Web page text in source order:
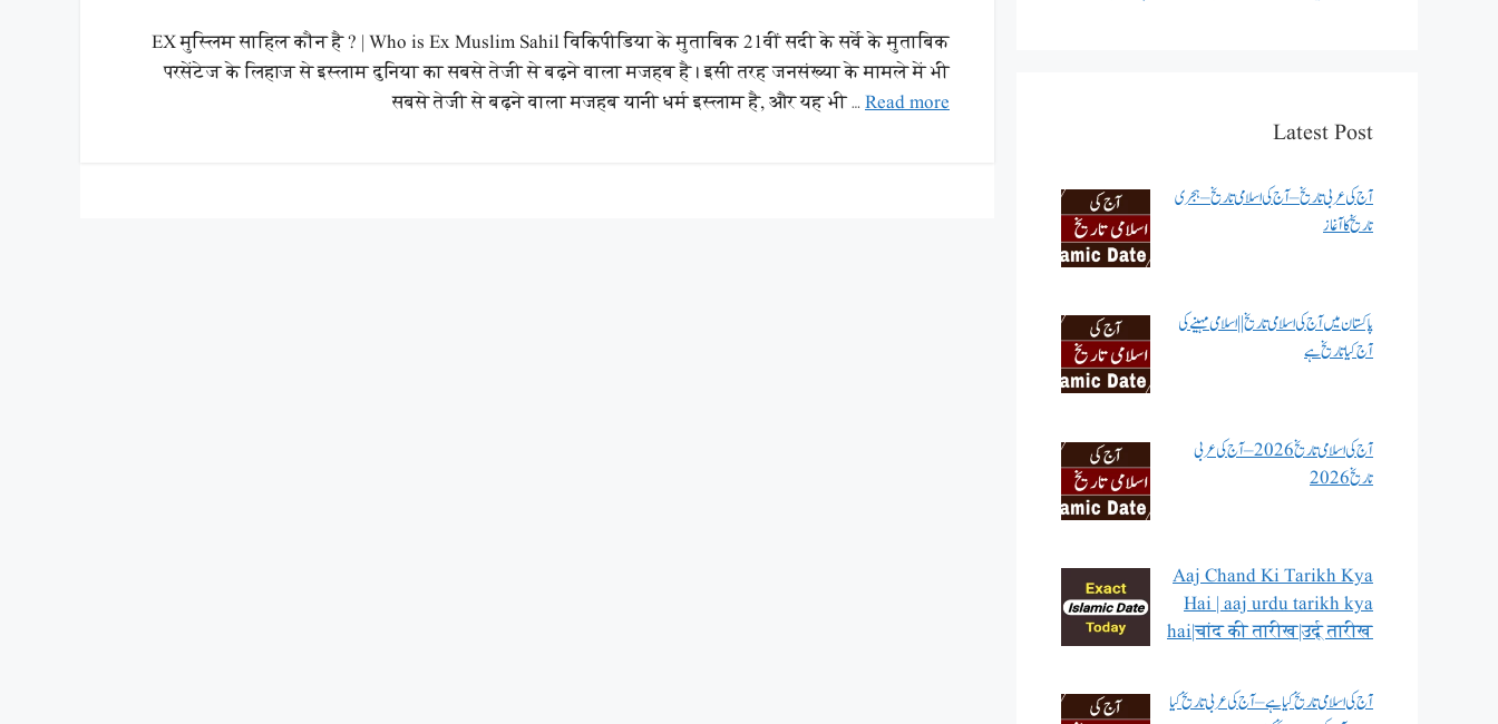
EX मुस्लिम साहिल कौन है ? | Who is Ex Muslim Sahil विकिपीडिया के मुताबिक 21वीं सदी के सर्वे के मुताबिक
परसेंटेज के लिहाज से इस्लाम दुनिया का सबसे तेजी से बढ़ने वाला मजहब है। इसी तरह जनसंख्या के मामले में भी
सबसे तेजी से बढ़ने वाला मजहब यानी धर्म इस्लाम है, और यह भी … Read more
Latest Post
آج کی عربی تاریخ – آج کی اسلامی تاریخ – ہجری
تاریخ کا آغاز
پاکستان میں آج کی اسلامی تاریخ || اسلامی مہینے کی
آج کیا تاریخ ہے
آج کی اسلامی تاریخ 2026 – آج کی عربی
تاریخ 2026
Aaj Chand Ki Tarikh Kya
Hai | aaj urdu tarikh kya
hai|चांद की तारीख|उर्दू तारीख
آج کی اسلامی تاریخ کیا ہے – آج کی عربی تاریخ کیا